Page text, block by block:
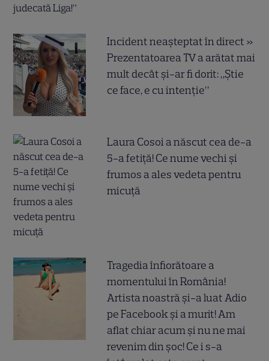
Incident neașteptat în direct »
Prezentatoarea TV a arătat mai
mult decât și-ar fi dorit: „Știe
ce face, e cu intenție”
Laura Cosoi a născut cea de-a
5-a fetiță! Ce nume vechi și
frumos a ales vedeta pentru
micuță
Tragedia înfiorătoare a
momentului în România!
Artista noastră și-a luat Adio
pe Facebook și a murit! Am
aflat chiar acum și nu ne mai
revenim din șoc! Ce i s-a